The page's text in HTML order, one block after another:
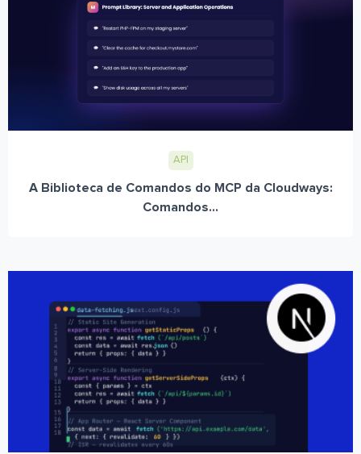
API
A Biblioteca de Comandos do MCP da Cloudways:
Comandos...